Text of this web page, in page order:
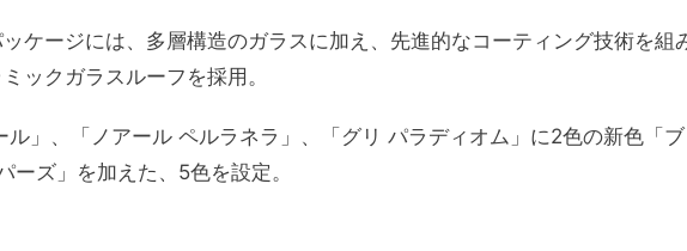
ケージには、多層構造のガラスに加え、先進的なコーティング技術を組
ックガラスルーフを採用。
」、「ノアール ペルラネラ」、「グリ パラディオム」に2色の新色「ブ
ーズ」を加えた、5色を設定。